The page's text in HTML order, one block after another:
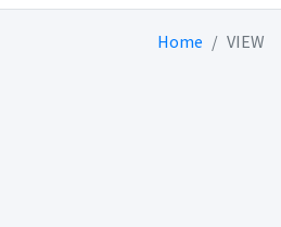
Home VIEW